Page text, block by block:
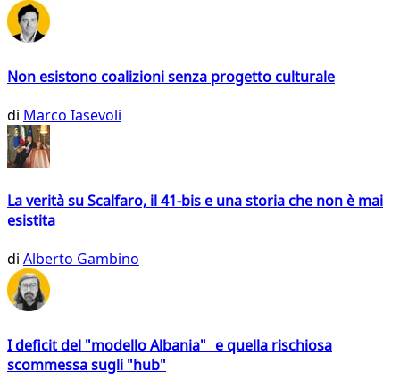
Non esistono coalizioni senza progetto culturale
di Marco Iasevoli
La verità su Scalfaro, il 41-bis e una storia che non è mai
esistita
di Alberto Gambino
I deficit del "modello Albania" e quella rischiosa
scommessa sugli "hub"